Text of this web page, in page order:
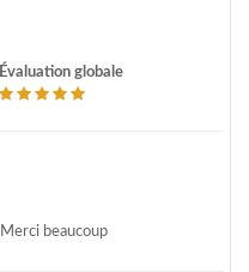
Évaluation globale
Merci beaucoup